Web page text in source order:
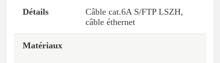
Câble cat.6A S/FTP LSZH,
câble éthernet
Matériaux